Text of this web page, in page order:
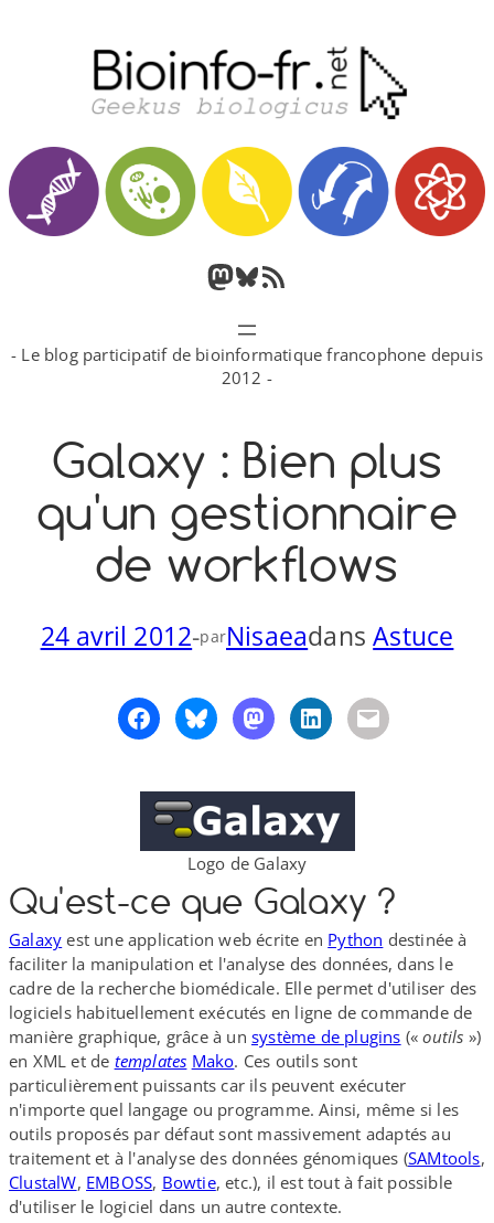
M
o
o
n
B
l
u
s
y
F
u
R
S
S
- Le blog participatif de bioinformatique francophone depuis
2012 -
Galaxy : Bien plus
qu'un gestionnaire
de workflows
24 avril 2012-parNisaeadansAstuce
Logo de Galaxy
Qu'est-ce que Galaxy ?
Galaxy est une application web écrite en Python destinée à
faciliter la manipulation et l'analyse des données, dans le
cadre de la recherche biomédicale. Elle permet d'utiliser des
logiciels habituellement exécutés en ligne de commande de
manière graphique, grâce à un système de plugins («outils »)
en XML et de templates Mako. Ces outils sont
particulièrement puissants car ils peuvent exécuter
n'importe quel langage ou programme. Ainsi, même si les
outils proposés par défaut sont massivement adaptés au
traitement et à l'analyse des données génomiques (SAMtools,
ClustalW, EMBOSS, Bowtie, etc.), il est tout à fait possible
d'utiliser le logiciel dans un autre contexte.